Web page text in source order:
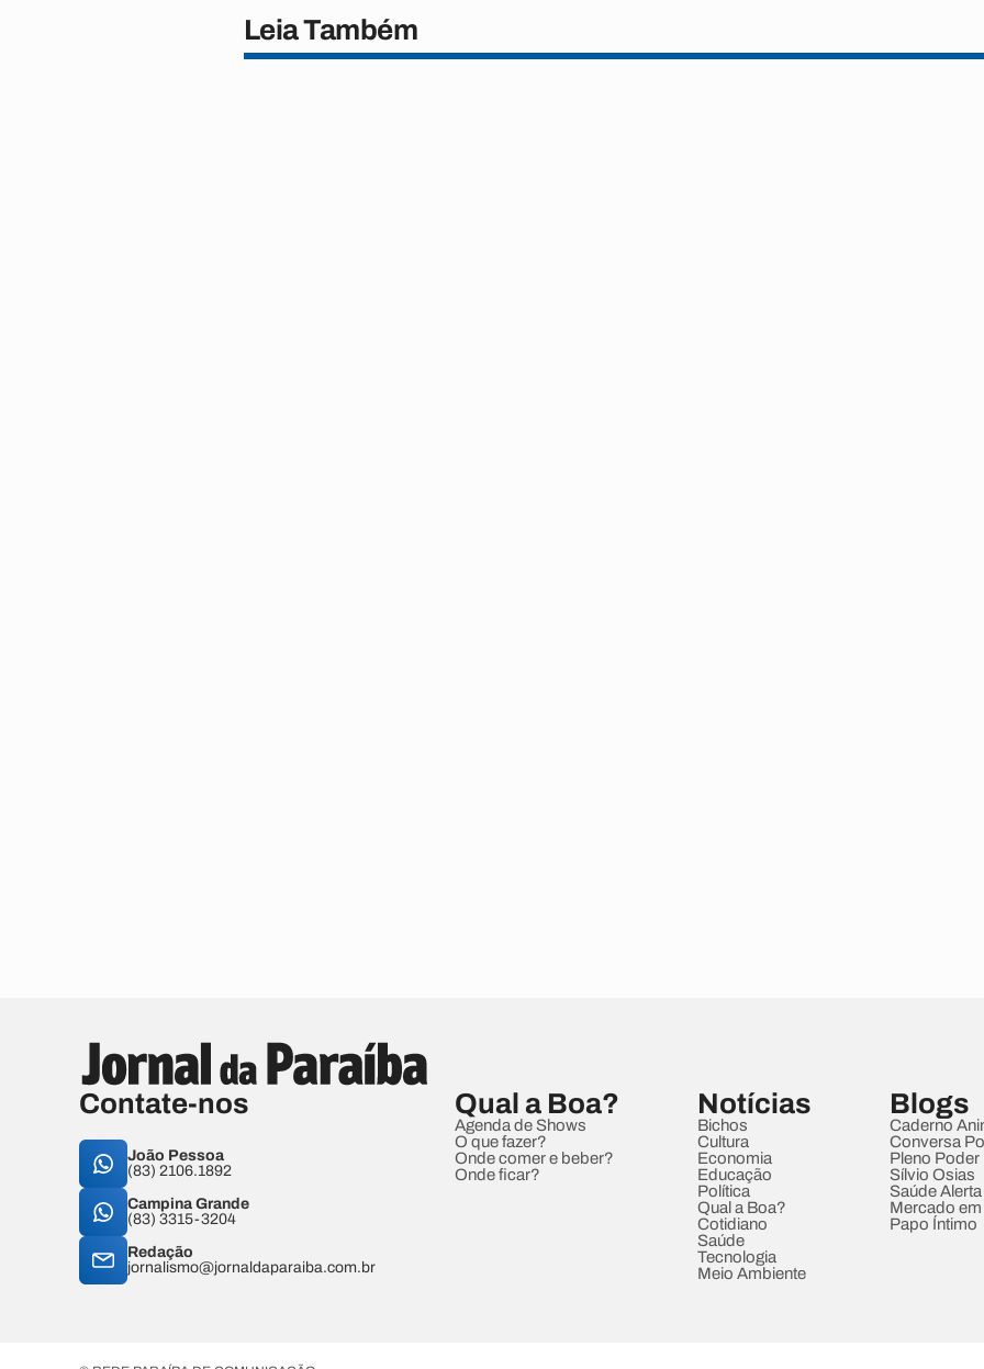
Leia Também
Contate-nos
João Pessoa
(83) 2106.1892
Campina Grande
(83) 3315-3204
Redação
jornalismo@jornaldaparaiba.com.br
Qual a Boa?
Agenda de Shows
O que fazer?
Onde comer e beber?
Onde ficar?
Notícias
Bichos
Cultura
Economia
Educação
Política
Qual a Boa?
Cotidiano
Saúde
Tecnologia
Meio Ambiente
Blogs
Caderno
Conversa
Pleno Poder
Sílvio Osias
Saúde Alerta
Mercado
Papo Íntimo